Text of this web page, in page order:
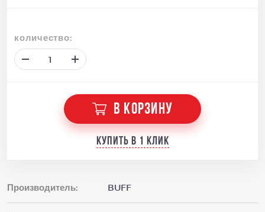
количество:
В КОРЗИНУ
Купить в 1 клик
Производитель: BUFF